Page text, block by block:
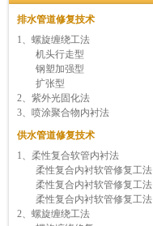
排水管道修复技术
1、螺旋缠绕工法
机头行走型
钢塑加强型
扩张型
2、紫外光固化法
3、喷涂聚合物内衬法
供水管道修复技术
1、柔性复合软管内衬法
柔性复合内衬软管修复工法
柔性复合内衬软管修复工法
柔性复合内衬软管修复工法
2、螺旋缠绕工法